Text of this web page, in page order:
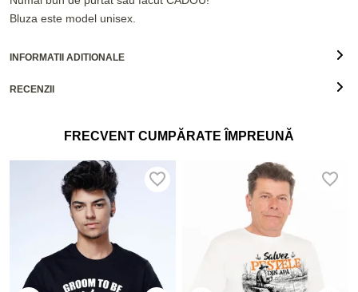
Bluza este model unisex.
INFORMATII ADITIONALE
RECENZII
FRECVENT CUMPĂRATE ÎMPREUNĂ